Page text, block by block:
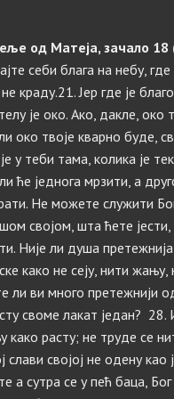
од Матеја, зачало 18
себи блага на небу,
краду.21. Јер где је
је око. Ако, дакле, око
око твоје кварно буде,
је у теби тама, колика је
ће једнога мрзити, а
Не можете служити
својом, шта ћете
Није ли душа
како не сeју, нити
ли ви много
своме лакат један?
како расту; не труде се
слави својој не одену
а сутра се у пећ баца,